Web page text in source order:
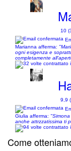
10
Marianna afferma:
ogni esigenza e
completamente
9,9
Giulia afferma:
anche attrzzatissima ti
Come